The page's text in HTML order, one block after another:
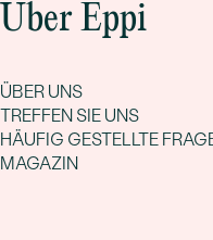
Über Eppi
ÜBER UNS
TREFFEN SIE UNS
HÄUFIG GESTELLTE
MAGAZIN